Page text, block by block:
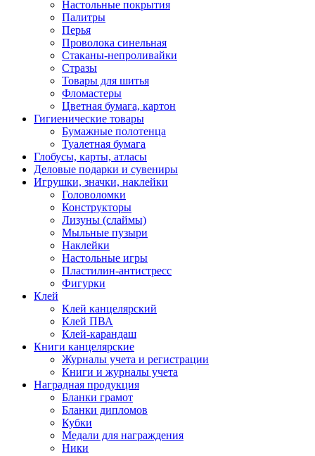
Настольные покрытия
Палитры
Перья
Проволока синельная
Стаканы-непроливайки
Стразы
Товары для шитья
Фломастеры
Цветная бумага, картон
Гигиенические товары
Бумажные полотенца
Туалетная бумага
Глобусы, карты, атласы
Деловые подарки и сувениры
Игрушки, значки, наклейки
Головоломки
Конструкторы
Лизуны (слаймы)
Мыльные пузыри
Наклейки
Настольные игры
Пластилин-антистресс
Фигурки
Клей
Клей канцелярский
Клей ПВА
Клей-карандаш
Книги канцелярские
Журналы учета и регистрации
Книги и журналы учета
Наградная продукция
Бланки грамот
Бланки дипломов
Кубки
Медали для награждения
Ники